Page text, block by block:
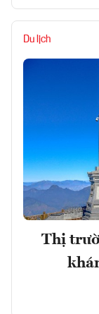
Du lịch
Thị